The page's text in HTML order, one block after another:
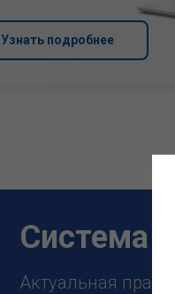
Узнать подробнее
Система
Актуальная